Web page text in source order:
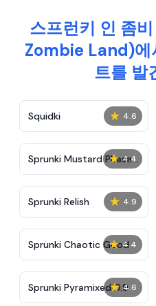
스프런키 인 좀
Zombie Land)에
트를 발
★ 4.6
Squidki
★ 4.4
Sprunki Mustard Phase
2
★ 4.9
Sprunki Relish
★ 4.4
Sprunki Chaotic Good
★ 4.6
Sprunki Pyramixed 0.9